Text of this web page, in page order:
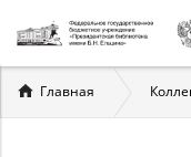
Вы
здесь
Главная